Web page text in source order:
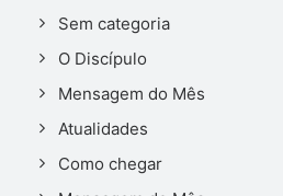
Sem categoria
O Discípulo
Mensagem do Mês
Atualidades
Como chegar